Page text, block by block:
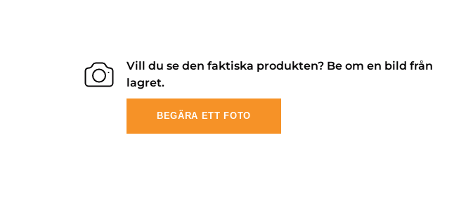
Vill du se den faktiska produkten? Be om en bild från
lagret.
BEGÄRA ETT FOTO